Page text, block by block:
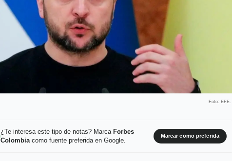
Foto: EFE.
¿Te interesa este tipo de notas? Marca Forbes
Colombiacomo fuente preferida en Google.
Marcar como preferida